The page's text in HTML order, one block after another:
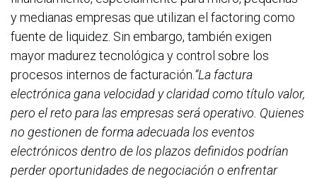
y medianas empresas que utilizan el factoring como
fuente de liquidez. Sin embargo, también exigen
mayor madurez tecnológica y control sobre los
procesos internos de facturación.“La factura
electrónica gana velocidad y claridad como título valor,
pero el reto para las empresas será operativo. Quienes
no gestionen de forma adecuada los eventos
electrónicos dentro de los plazos definidos podrían
perder oportunidades de negociación o enfrentar